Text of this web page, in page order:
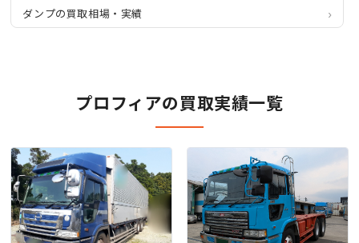
ダンプの買取相場・実績
プロフィアの買取実績一覧